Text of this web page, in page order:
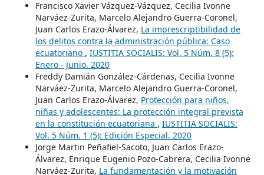
Francisco Xavier Vázquez-Vázquez, Cecilia Ivonne
Narváez-Zurita, Marcelo Alejandro Guerra-Coronel,
Juan Carlos Erazo-Álvarez, La imprescriptibilidad de
los delitos contra la administración pública: Caso
ecuatoriano , IUSTITIA SOCIALIS: Vol. 5 Núm. 8 (5):
Enero - Junio. 2020
Freddy Damián González-Cárdenas, Cecilia Ivonne
Narváez-Zurita, Marcelo Alejandro Guerra-Coronel,
Juan Carlos Erazo-Álvarez, Protección para niños,
niñas y adolescentes: La protección integral prevista
en la constitución ecuatoriana , IUSTITIA SOCIALIS:
Vol. 5 Núm. 1 (5): Edición Especial. 2020
Jorge Martin Peñafiel-Sacoto, Juan Carlos Erazo-
Álvarez, Enrique Eugenio Pozo-Cabrera, Cecilia Ivonne
Narváez-Zurita, La fundamentación y la motivación